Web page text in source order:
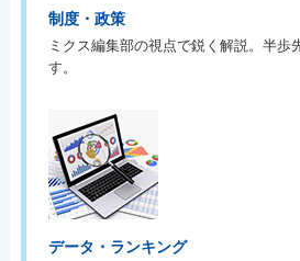
制度・政策
ミクス編集部の視点で鋭く解説。半歩
す。
データ・ランキング